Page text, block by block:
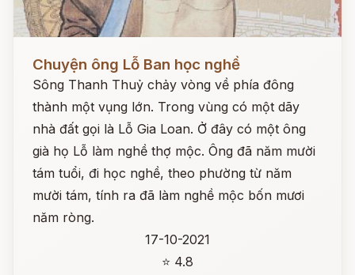
Chuyện ông Lỗ Ban học nghề
Sông Thanh Thuỷ chảy vòng về phía đông
thành một vụng lớn. Trong vùng có một dãy
nhà đất gọi là Lỗ Gia Loan. Ở đây có một ông
già họ Lỗ làm nghề thợ mộc. Ông đã năm mười
tám tuổi, đi học nghề, theo phường từ năm
mười tám, tính ra đã làm nghề mộc bốn mươi
năm ròng.
17-10-2021
⭐ 4.8